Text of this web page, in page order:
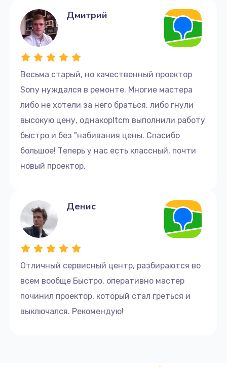
Весьма старый, но качественный проектор
Sony нуждался в ремонте. Многие мастера
либо не хотели за него браться, либо гнули
высокую цену, однакоpltcm выполнили работу
быстро и без "набивания цены. Спасибо
большое! Теперь у нас есть классный, почти
новый проектор.
Дмитрий
Отличный сервисный центр, разбираются во
всем вообще Быстро, оперативно мастер
починил проектор, который стал греться и
выключался. Рекомендую!
Денис